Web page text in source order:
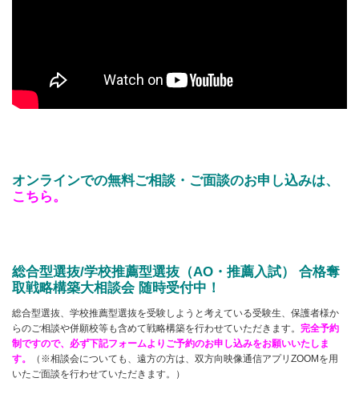
オンラインでの無料ご相談・ご面談のお申し込みは、
こちら。
総合型選抜/学校推薦型選抜（AO・推薦入試） 合格奪
取戦略構築大相談会 随時受付中！
総合型選抜、学校推薦型選抜を受験しようと考えている受験生、保護者様か
らのご相談や併願校等も含めて戦略構築を行わせていただきます。 完全予約
制ですので、必ず下記フォームよりご予約のお申し込みをお願いいたしま
す。
（※相談会についても、遠方の方は、双方向映像通信アプリZOOMを用
いたご面談を行わせていただきます。）